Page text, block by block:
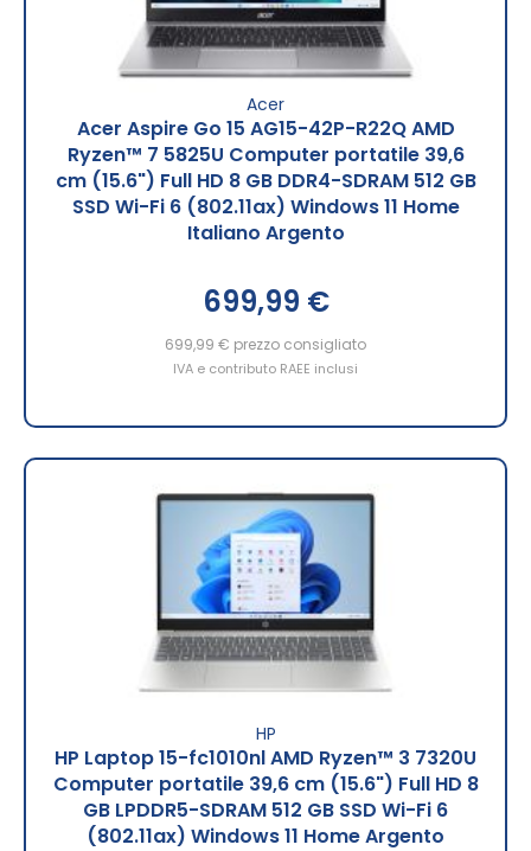
Acer
Acer Aspire Go 15 AG15-42P-R22Q AMD
Ryzen™ 7 5825U Computer portatile 39,6
cm (15.6") Full HD 8 GB DDR4-SDRAM 512 GB
SSD Wi-Fi 6 (802.11ax) Windows 11 Home
Italiano Argento
699,99 €
699,99 € prezzo consigliato
IVA e contributo RAEE inclusi
HP
HP Laptop 15-fc1010nl AMD Ryzen™ 3 7320U
Computer portatile 39,6 cm (15.6") Full HD 8
GB LPDDR5-SDRAM 512 GB SSD Wi-Fi 6
(802.11ax) Windows 11 Home Argento